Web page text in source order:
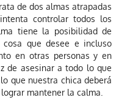
de dos almas atrapadas
controlar todos los
tiene la posibilidad de
cosa que desee e incluso
en otras personas y en
de asesinar a todo lo que
que nuestra chica deberá
mantener la calma.